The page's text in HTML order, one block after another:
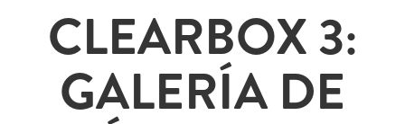
CLEARBOX 3:
GALERÍA DE